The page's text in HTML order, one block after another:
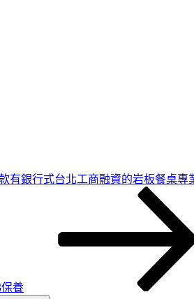
有銀行式台北工商融資的岩板餐桌專
養